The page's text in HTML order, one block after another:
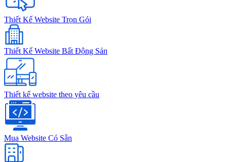
Thiết Kế Website Trọn Gói
Thiết Kế Website Bất Động Sản
Thiết kế website theo yêu cầu
Mua Website Có Sẵn